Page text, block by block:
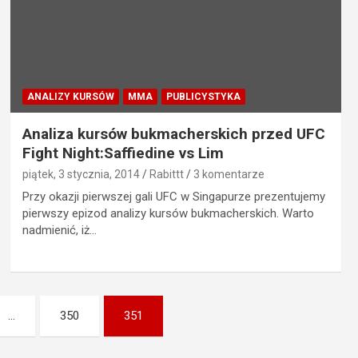
ANALIZY KURSÓW MMA PUBLICYSTYKA
Analiza kursów bukmacherskich przed UFC
Fight Night:Saffiedine vs Lim
piątek, 3 stycznia, 2014 Rabittt 3 komentarze
Przy okazji pierwszej gali UFC w Singapurze prezentujemy
pierwszy epizod analizy kursów bukmacherskich. Warto
nadmienić, iż…
… 350 351